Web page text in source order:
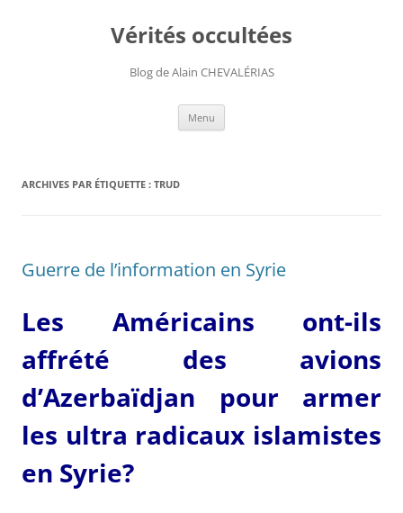
Vérités occultées
Blog de Alain CHEVALÉRIAS
Menu
ARCHIVES PAR ÉTIQUETTE : TRUD
Guerre de l’information en Syrie
Les Américains ont-ils
affrété des avions
d’Azerbaïdjan pour armer
les ultra radicaux islamistes
en Syrie?